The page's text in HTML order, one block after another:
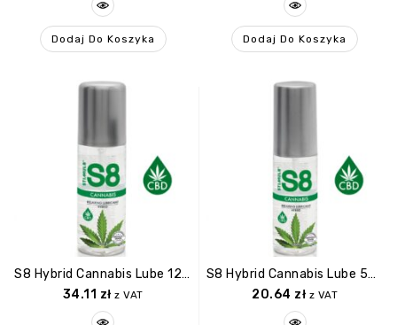
Dodaj Do Koszyka Dodaj Do Koszyka
S8 Hybrid Cannabis Lube 125ml Cannabis
34.11 zł z VAT
S8 Hybrid Cannabis Lube 50ml Cannabis
20.64 zł z VAT